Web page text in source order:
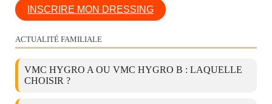
INSCRIRE MON DRESSING
ACTUALITÉ FAMILIALE
VMC HYGRO A OU VMC HYGRO B : LAQUELLE
CHOISIR ?